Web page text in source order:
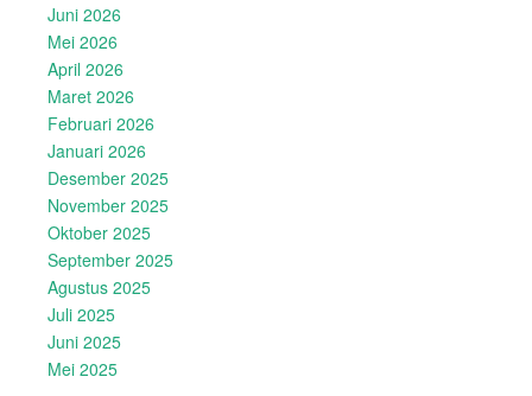
Juni 2026
Mei 2026
April 2026
Maret 2026
Februari 2026
Januari 2026
Desember 2025
November 2025
Oktober 2025
September 2025
Agustus 2025
Juli 2025
Juni 2025
Mei 2025